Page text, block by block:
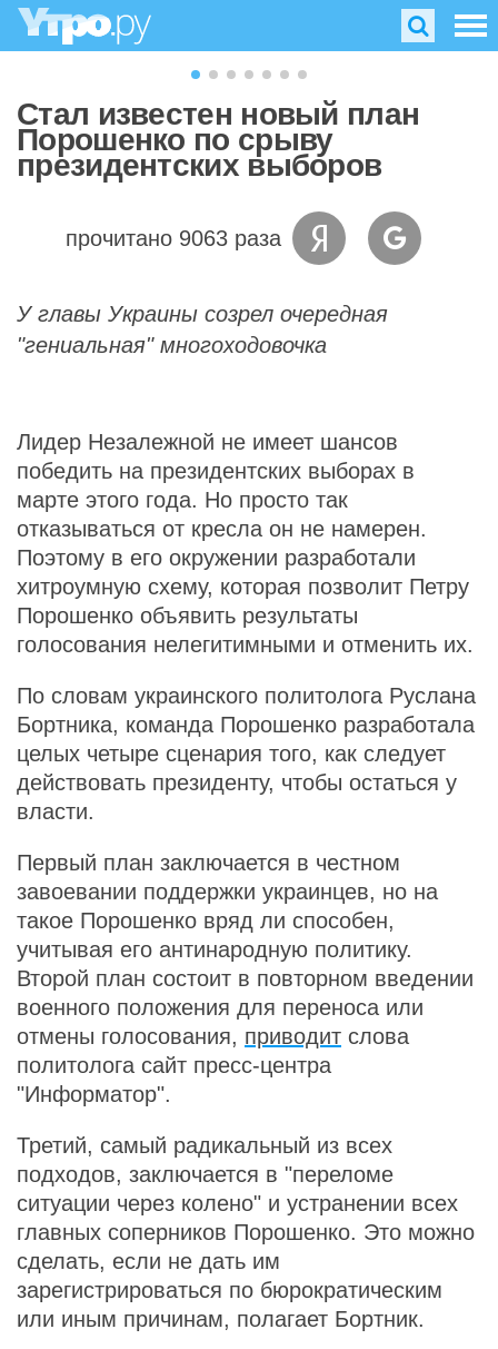
Стал известен новый план
Порошенко по срыву
президентских выборов
прочитано 9063 раза
У главы Украины созрел очередная
"гениальная" многоходовочка
Лидер Незалежной не имеет шансов
победить на президентских выборах в
марте этого года. Но просто так
отказываться от кресла он не намерен.
Поэтому в его окружении разработали
хитроумную схему, которая позволит Петру
Порошенко объявить результаты
голосования нелегитимными и отменить их.
По словам украинского политолога Руслана
Бортника, команда Порошенко разработала
целых четыре сценария того, как следует
действовать президенту, чтобы остаться у
власти.
Первый план заключается в честном
завоевании поддержки украинцев, но на
такое Порошенко вряд ли способен,
учитывая его антинародную политику.
Второй план состоит в повторном введении
военного положения для переноса или
отмены голосования, приводит слова
политолога сайт пресс-центра
"Информатор".
Третий, самый радикальный из всех
подходов, заключается в "переломе
ситуации через колено" и устранении всех
главных соперников Порошенко. Это можно
сделать, если не дать им
зарегистрироваться по бюрократическим
или иным причинам, полагает Бортник.